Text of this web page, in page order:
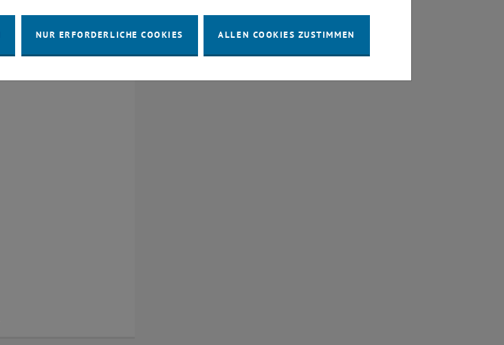
NUR ERFORDERLICHE COOKIES ALLEN COOKIES ZUSTIMMEN